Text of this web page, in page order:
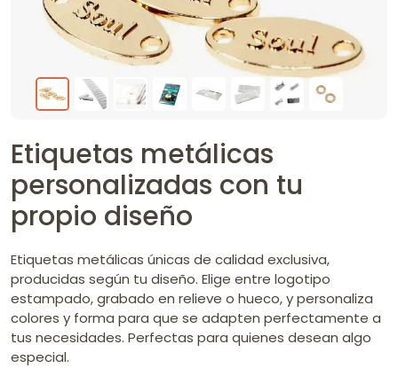
Etiquetas metálicas
personalizadas con tu
propio diseño
Etiquetas metálicas únicas de calidad exclusiva,
producidas según tu diseño. Elige entre logotipo
estampado, grabado en relieve o hueco, y personaliza
colores y forma para que se adapten perfectamente a
tus necesidades. Perfectas para quienes desean algo
especial.